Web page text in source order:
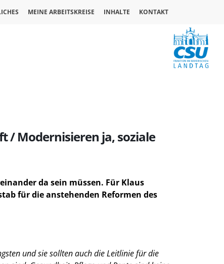
MEINE ARBEITSKREISE INHALTE KONTAKT
/ Modernisieren ja, soziale
da sein müssen. Für Klaus
für die anstehenden Reformen des
und sie sollten auch die Leitlinie für die